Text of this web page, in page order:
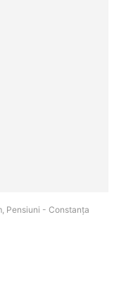
Pensiuni - Constanţa